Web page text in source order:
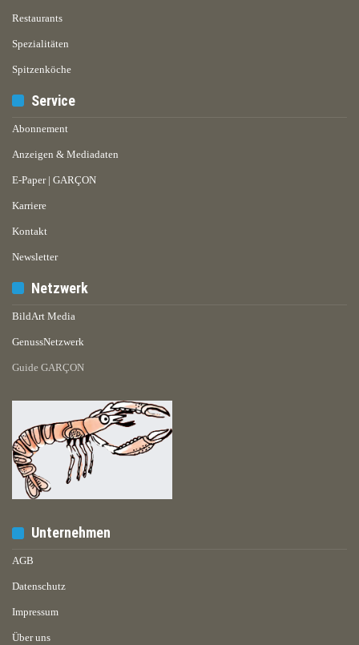
Restaurants
Spezialitäten
Spitzenköche
Service
Abonnement
Anzeigen & Mediadaten
E-Paper | GARÇON
Karriere
Kontakt
Newsletter
Netzwerk
BildArt Media
GenussNetzwerk
Guide GARÇON
Unternehmen
AGB
Datenschutz
Impressum
Über uns